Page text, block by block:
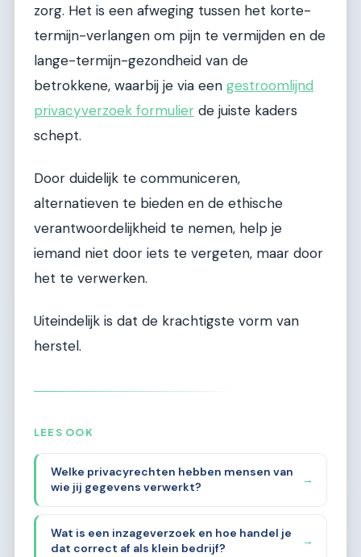
zorg. Het is een afweging tussen het korte-
termijn-verlangen om pijn te vermijden en de
lange-termijn-gezondheid van de
betrokkene, waarbij je via een gestroomlijnd
privacyverzoek formulier de juiste kaders
schept.
Door duidelijk te communiceren,
alternatieven te bieden en de ethische
verantwoordelijkheid te nemen, help je
iemand niet door iets te vergeten, maar door
het te verwerken.
Uiteindelijk is dat de krachtigste vorm van
herstel.
LEES OOK
Welke privacyrechten hebben mensen van
wie jij gegevens verwerkt?
→
Wat is een inzageverzoek en hoe handel je
dat correct af als klein bedrijf?
→